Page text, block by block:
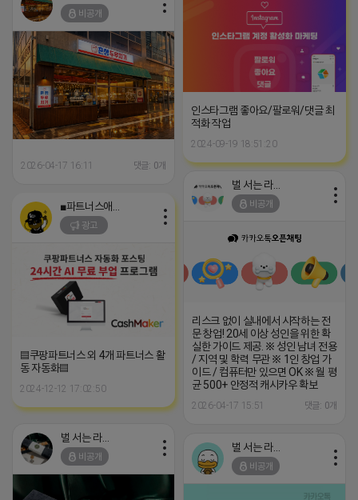
인스타그램 좋아요/팔로워/댓글 최
적화 작업
2024-09-19 18:51:20
비공개
2026-04-17 16:11 댓글: 0개
벌 서는 라이언
비공개
리스크 없이 실내에서 시작하는 전
문 창업! 20세 이상 성인을 위한 확
실한 가이드 제공. ※ 성인 남녀 전용
/ 지역 및 학력 무관 ※ 1인 창업 가
이드 / 컴퓨터만 있으면 OK ※ 월 평
균 500+ 안정적 캐시카우 확보
2026-04-17 15:51 댓글: 0개
광고
▤쿠팡파트너스 외 4개 파트너스 활
동 자동화▤
2024-12-12 17:02:50
벌 서는 라이언
비공개
벌 서는 라이언
비공개